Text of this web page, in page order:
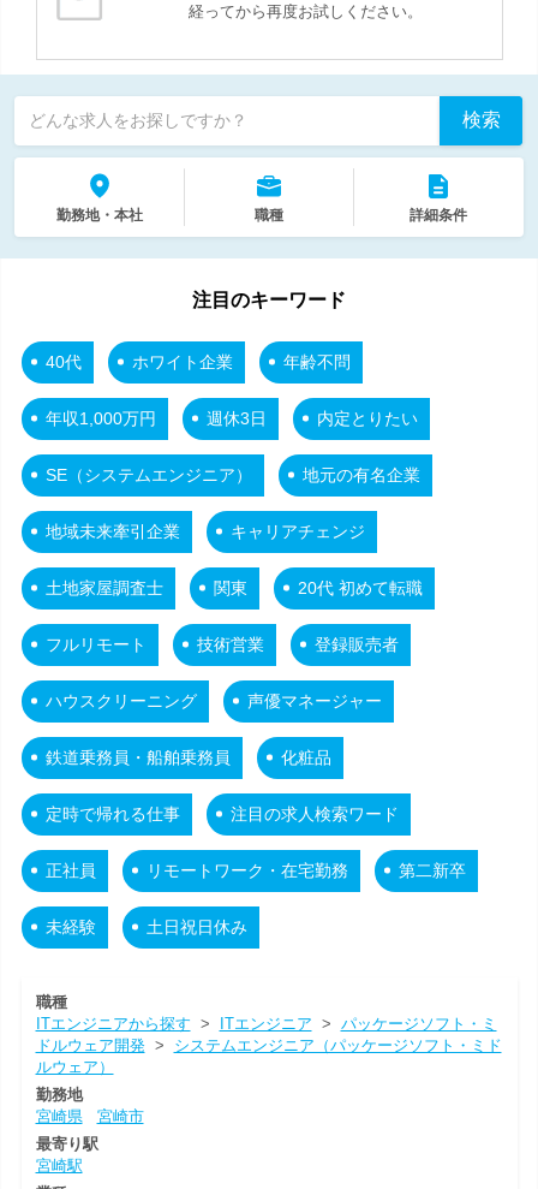
経ってから再度お試しください。
どんな求人をお探しですか？ 検索
勤務地・本社 職種 詳細条件
注目のキーワード
40代 ホワイト企業 年齢不問
年収1,000万円 週休3日 内定とりたい
SE（システムエンジニア） 地元の有名企業
地域未来牽引企業 キャリアチェンジ
土地家屋調査士 関東 20代 初めて転職
フルリモート 技術営業 登録販売者
ハウスクリーニング 声優マネージャー
鉄道乗務員・船舶乗務員 化粧品
定時で帰れる仕事 注目の求人検索ワード
正社員 リモートワーク・在宅勤務 第二新卒
未経験 土日祝日休み
職種
ITエンジニアから探す > ITエンジニア > パッケージソフト・ミ
ドルウェア開発> システムエンジニア（パッケージソフト・ミド
ルウェア）
勤務地
宮崎県
宮崎市
最寄り駅
宮崎駅